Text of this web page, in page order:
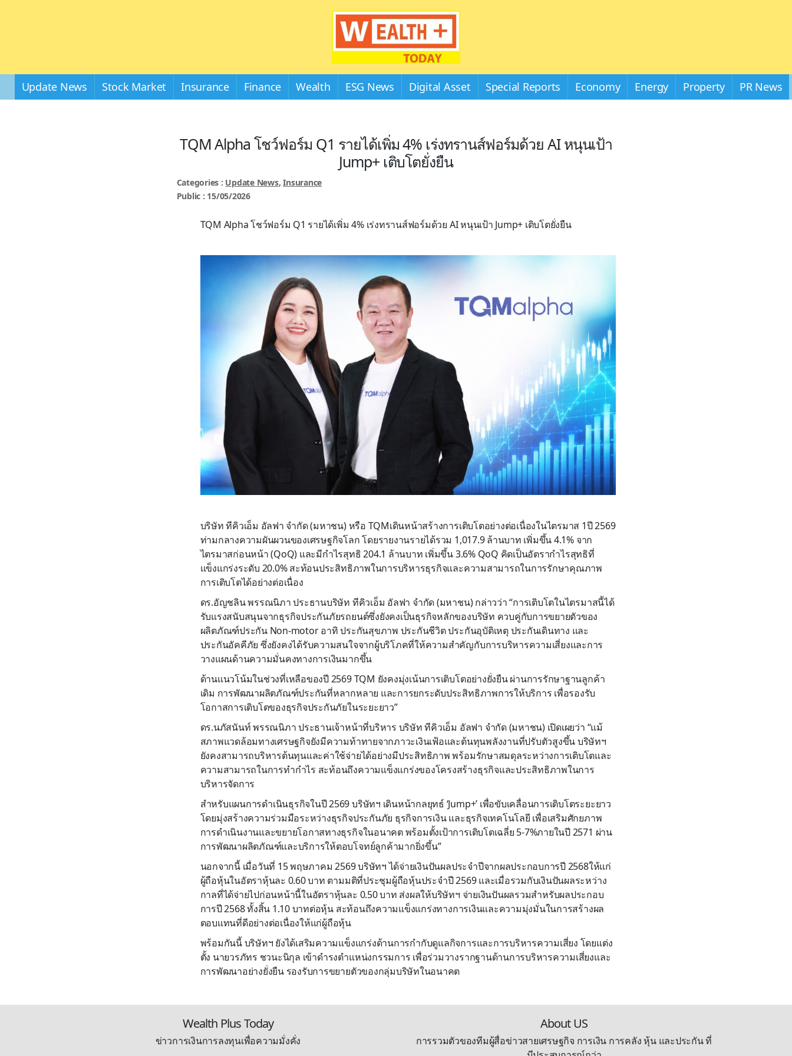
Update News Stock Market Insurance Finance Wealth ESG News Digital Asset Special Reports Economy Energy Property PR News
TQM Alpha โชว์ฟอร์ม Q1 รายได้เพิ่ม 4% เร่งทรานส์ฟอร์มด้วย AI หนุนเป้า
Jump+ เติบโตยั่งยืน
Categories : Update News,Insurance
Public : 15/05/2026
TQM Alpha โชว์ฟอร์ม Q1 รายได้เพิ่ม 4% เร่งทรานส์ฟอร์มด้วย AI หนุนเป้า Jump+ เติบโตยั่งยืน
บริษัท ทีคิวเอ็ม อัลฟา จำกัด (มหาชน) หรือ TQMเดินหน้าสร้างการเติบโตอย่างต่อเนื่องในไตรมาส 1ปี 2569
ท่ามกลางความผันผวนของเศรษฐกิจโลก โดยรายงานรายได้รวม 1,017.9 ล้านบาท เพิ่มขึ้น 4.1% จาก
ไตรมาสก่อนหน้า (QoQ) และมีกำไรสุทธิ 204.1 ล้านบาท เพิ่มขึ้น 3.6% QoQ คิดเป็นอัตรากำไรสุทธิที่
แข็งแกร่งระดับ 20.0% สะท้อนประสิทธิภาพในการบริหารธุรกิจและความสามารถในการรักษาคุณภาพ
การเติบโตได้อย่างต่อเนื่อง
ดร.อัญชลิน พรรณนิภา ประธานบริษัท ทีคิวเอ็ม อัลฟา จำกัด (มหาชน) กล่าวว่า “การเติบโตในไตรมาสนี้ได้
รับแรงสนับสนุนจากธุรกิจประกันภัยรถยนต์ซึ่งยังคงเป็นธุรกิจหลักของบริษัท ควบคู่กับการขยายตัวของ
ผลิตภัณฑ์ประกัน Non-motor อาทิ ประกันสุขภาพ ประกันชีวิต ประกันอุบัติเหตุ ประกันเดินทาง และ
ประกันอัคคีภัย ซึ่งยังคงได้รับความสนใจจากผู้บริโภคที่ให้ความสำคัญกับการบริหารความเสี่ยงและการ
วางแผนด้านความมั่นคงทางการเงินมากขึ้น
ด้านแนวโน้มในช่วงที่เหลือของปี 2569 TQM ยังคงมุ่งเน้นการเติบโตอย่างยั่งยืน ผ่านการรักษาฐานลูกค้า
เดิม การพัฒนาผลิตภัณฑ์ประกันที่หลากหลาย และการยกระดับประสิทธิภาพการให้บริการ เพื่อรองรับ
โอกาสการเติบโตของธุรกิจประกันภัยในระยะยาว”
ดร.นภัสนันท์ พรรณนิภา ประธานเจ้าหน้าที่บริหาร บริษัท ทีคิวเอ็ม อัลฟา จำกัด (มหาชน) เปิดเผยว่า “แม้
สภาพแวดล้อมทางเศรษฐกิจยังมีความท้าทายจากภาวะเงินเฟ้อและต้นทุนพลังงานที่ปรับตัวสูงขึ้น บริษัทฯ
ยังคงสามารถบริหารต้นทุนและค่าใช้จ่ายได้อย่างมีประสิทธิภาพ พร้อมรักษาสมดุลระหว่างการเติบโตและ
ความสามารถในการทำกำไร สะท้อนถึงความแข็งแกร่งของโครงสร้างธุรกิจและประสิทธิภาพในการ
บริหารจัดการ
สำหรับแผนการดำเนินธุรกิจในปี 2569 บริษัทฯ เดินหน้ากลยุทธ์ ‘Jump+’ เพื่อขับเคลื่อนการเติบโตระยะยาว
โดยมุ่งสร้างความร่วมมือระหว่างธุรกิจประกันภัย ธุรกิจการเงิน และธุรกิจเทคโนโลยี เพื่อเสริมศักยภาพ
การดำเนินงานและขยายโอกาสทางธุรกิจในอนาคต พร้อมตั้งเป้าการเติบโตเฉลี่ย 5-7%ภายในปี 2571 ผ่าน
การพัฒนาผลิตภัณฑ์และบริการให้ตอบโจทย์ลูกค้ามากยิ่งขึ้น”
นอกจากนี้ เมื่อวันที่ 15 พฤษภาคม 2569 บริษัทฯ ได้จ่ายเงินปันผลประจำปีจากผลประกอบการปี 2568ให้แก่
ผู้ถือหุ้นในอัตราหุ้นละ 0.60 บาท ตามมติที่ประชุมผู้ถือหุ้นประจำปี 2569 และเมื่อรวมกับเงินปันผลระหว่าง
กาลที่ได้จ่ายไปก่อนหน้านี้ในอัตราหุ้นละ 0.50 บาท ส่งผลให้บริษัทฯ จ่ายเงินปันผลรวมสำหรับผลประกอบ
การปี 2568 ทั้งสิ้น 1.10 บาทต่อหุ้น สะท้อนถึงความแข็งแกร่งทางการเงินและความมุ่งมั่นในการสร้างผล
ตอบแทนที่ดีอย่างต่อเนื่องให้แก่ผู้ถือหุ้น
พร้อมกันนี้ บริษัทฯ ยังได้เสริมความแข็งแกร่งด้านการกำกับดูแลกิจการและการบริหารความเสี่ยง โดยแต่ง
ตั้ง นายวรภัทร ชวนะนิกุล เข้าดำรงตำแหน่งกรรมการ เพื่อร่วมวางรากฐานด้านการบริหารความเสี่ยงและ
การพัฒนาอย่างยั่งยืน รองรับการขยายตัวของกลุ่มบริษัทในอนาคต
Wealth Plus Today
ข่าวการเงินการลงทุนเพื่อความมั่งคั่ง
About US
การรวมตัวของทีมผู้สื่อข่าวสายเศรษฐกิจ การเงิน การคลัง หุ้น และประกัน ที่